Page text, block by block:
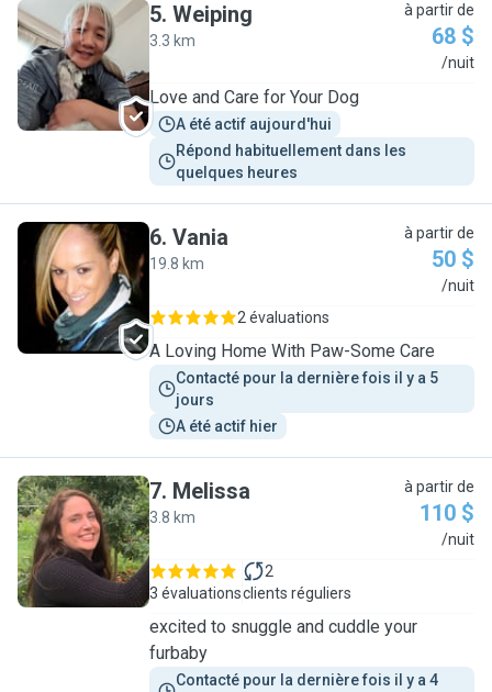
W
5. Weiping
3.3 km
à partir de
68 $
/nuit
Love and Care for Your Dog
A été actif aujourd'hui
Répond habituellement dans les
quelques heures
V
6. Vania
19.8 km
à partir de
50 $
/nuit
2 évaluations
A Loving Home With Paw-Some Care
Contacté pour la dernière fois il y a 5
jours
A été actif hier
M
7. Melissa
3.8 km
à partir de
110 $
/nuit
3 évaluations
2
clients réguliers
excited to snuggle and cuddle your
furbaby
Contacté pour la dernière fois il y a 4